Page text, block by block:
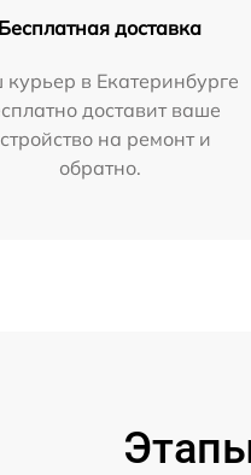
Бесплатная доставка
в Екатеринбурге
доставит ваше
на ремонт и
обратно.